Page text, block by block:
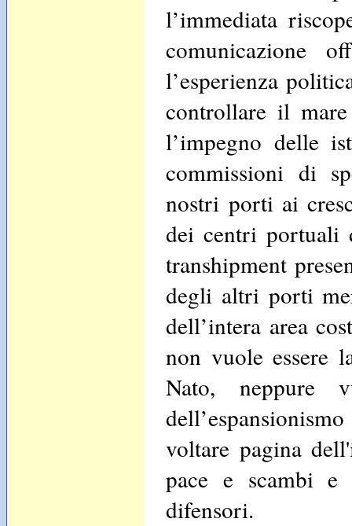
l’immediata
comunicazione
l’esperienza
controllare il
l’impegno delle
commissioni di
nostri porti ai
dei centri portuali
transhipment
degli altri porti
dell’intera area
non vuole essere
Nato, neppure
voltare pagina
pace e scambi e
difensori.